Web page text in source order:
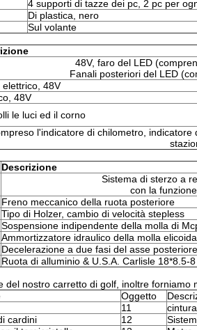
4 supporti di tazze dei pc, 2 pc per
Di plastica, nero
Sul volante
48V, faro del LED
Fanali posteriori del LED
elettrico, 48V
48V
le luci ed il corno
l'indicatore di chilometro,
Descrizione
Sistema di sterzo a
con la
Freno meccanico della ruota posteriore
Tipo di Holzer, cambio di velocità stepless
Sospensione indipendente della molla di
Ammortizzatore idraulico della molla
Decelerazione a due fasi del asse
Ruota di alluminio & U.S.A. Carlisle 18*8.5-
del nostro carretto di golf, inoltre forniamo
Oggetto
11
cardini 12